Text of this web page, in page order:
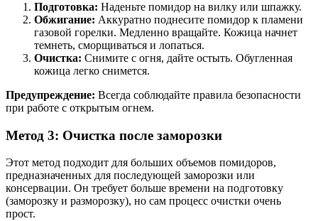
Подготовка: Наденьте помидор на вилку или шпажку.
Обжигание: Аккуратно поднесите помидор к пламени
газовой горелки. Медленно вращайте. Кожица начнет
темнеть, сморщиваться и лопаться.
Очистка: Снимите с огня, дайте остыть. Обугленная
кожица легко снимется.
Предупреждение: Всегда соблюдайте правила безопасности
при работе с открытым огнем.
Метод 3: Очистка после заморозки
Этот метод подходит для больших объемов помидоров,
предназначенных для последующей заморозки или
консервации. Он требует больше времени на подготовку
(заморозку и разморозку), но сам процесс очистки очень
прост.